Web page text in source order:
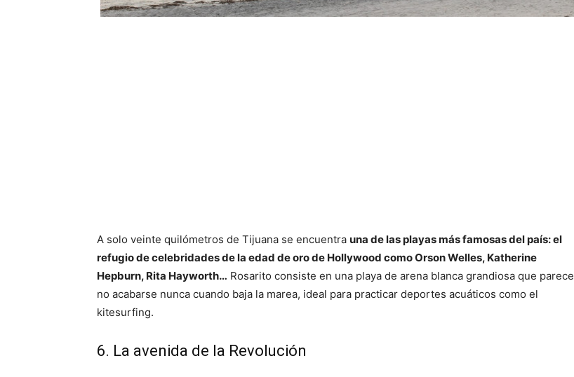
A solo veinte quilómetros de Tijuana se encuentra una de las playas más famosas del país: el
refugio de celebridades de la edad de oro de Hollywood como Orson Welles, Katherine
Hepburn, Rita Hayworth… Rosarito consiste en una playa de arena blanca grandiosa que parece
no acabarse nunca cuando baja la marea, ideal para practicar deportes acuáticos como el
kitesurfing.
6. La avenida de la Revolución